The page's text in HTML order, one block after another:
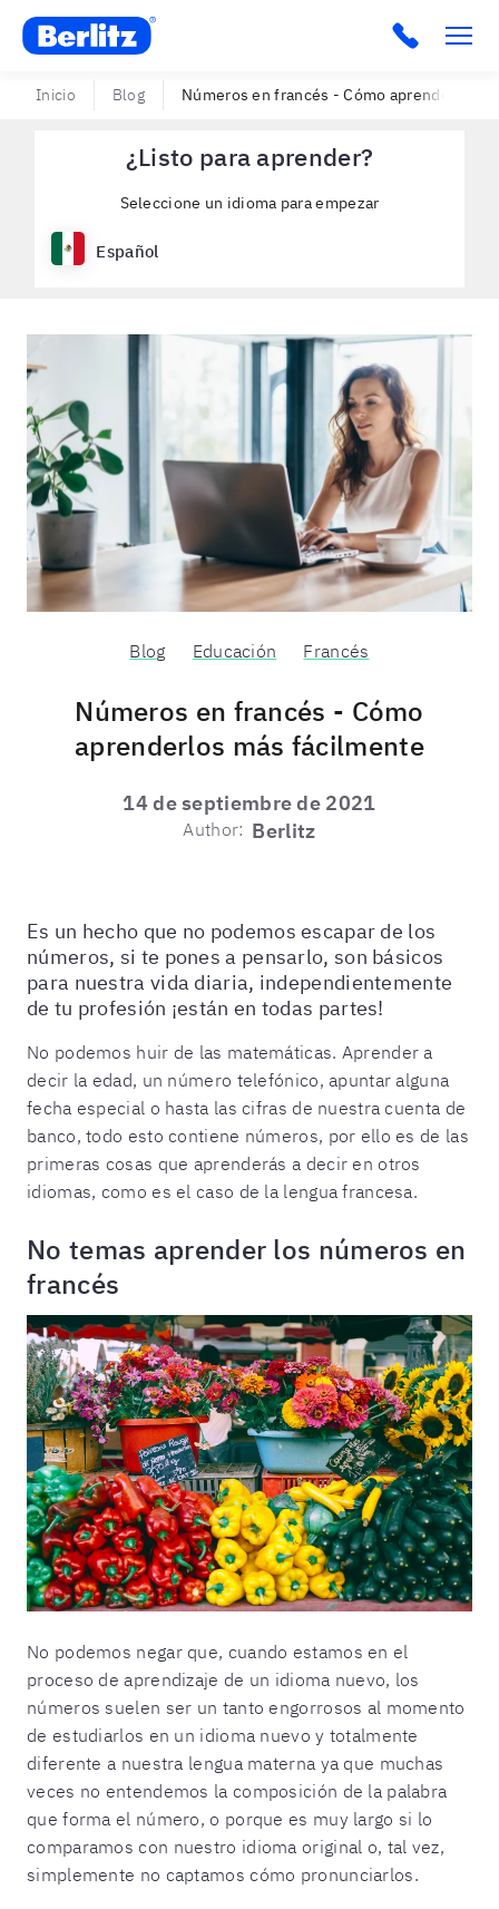
Berlitz USA Click to
Inicio Blog Números en francés - Cómo aprenderlos
¿Listo para aprender?
Seleccione un idioma para empezar
Español
Blog Educación Francés
Números en francés - Cómo
aprenderlos más fácilmente
14 de septiembre de 2021
Author: Berlitz
Es un hecho que no podemos escapar de los
números, si te pones a pensarlo, son básicos
para nuestra vida diaria, independientemente
de tu profesión ¡están en todas partes!
No podemos huir de las matemáticas. Aprender a
decir la edad, un número telefónico, apuntar alguna
fecha especial o hasta las cifras de nuestra cuenta de
banco, todo esto contiene números, por ello es de las
primeras cosas que aprenderás a decir en otros
idiomas, como es el caso de la lengua francesa.
No temas aprender los números en
francés
No podemos negar que, cuando estamos en el
proceso de aprendizaje de un idioma nuevo, los
números suelen ser un tanto engorrosos al momento
de estudiarlos en un idioma nuevo y totalmente
diferente a nuestra lengua materna ya que muchas
veces no entendemos la composición de la palabra
que forma el número, o porque es muy largo si lo
comparamos con nuestro idioma original o, tal vez,
simplemente no captamos cómo pronunciarlos.